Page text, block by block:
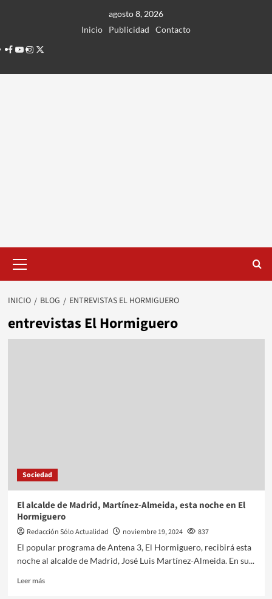
agosto 8, 2026
Inicio
Publicidad
Contacto
Facebook
Youtube
Instagram
Twitter
principal
INICIO BLOG ENTREVISTAS EL HORMIGUERO
entrevistas El Hormiguero
Sociedad
El alcalde de Madrid, Martínez-Almeida, esta noche en El
Hormiguero
Redacción Sólo Actualidad noviembre 19, 2024
837
El popular programa de Antena 3, El Hormiguero, recibirá esta
noche al alcalde de Madrid, José Luis Martínez-Almeida. En su...
Leer más